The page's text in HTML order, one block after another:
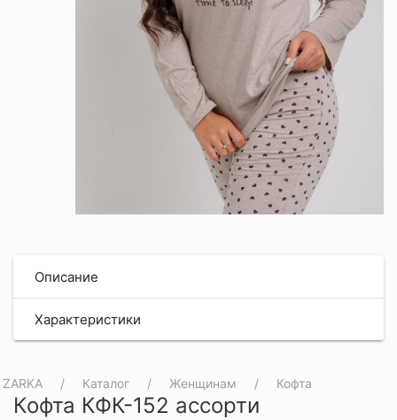
Описание
Характеристики
ZARKA Каталог Женщинам Кофта
Кофта КФК-152 ассорти